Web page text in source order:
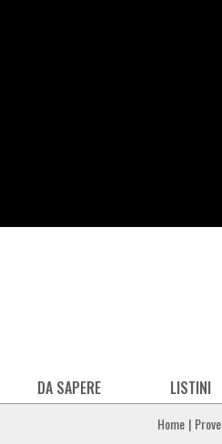
DA SAPERE LISTINI
Home Prove